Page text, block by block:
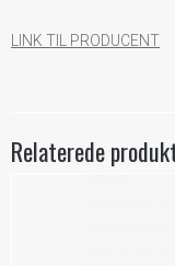
LINK TIL PRODUCENT
Relaterede